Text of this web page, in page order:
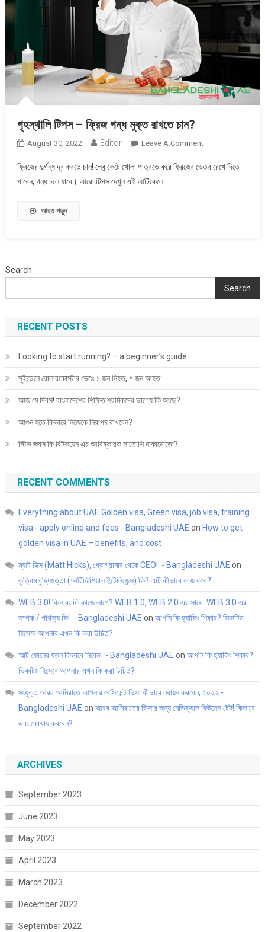
গৃহস্থালি টিপস – ফ্রিজ গন্ধ মুক্ত রাখতে চান?
August 30, 2022 Editor Leave A CommentOn
টিপস
ফ্রিজের দুর্গন্ধ দূর করতে চান! লেবু কেটে খোলা পাত্রতে করে ফ্রিজের ভেতর রেখে দিতে
পারেন, গন্ধ চলে যাবে। আরো টিপস দেখুন এই আর্টিকেলে
আরও পড়ুন
Search
Search
RECENT POSTS
Looking to start running? – a beginner’s guide
সুইডেনে রোলারকোস্টার ভেঙে ১ জন নিহত, ৭ জন আহত
আজ মে দিবস! বাংলাদেশের শিক্ষিত শ্রমিকদের ভাগ্যে কি আছে?
আগুন হতে কিভাবে নিজেকে নিরাপদ রাখবেন?
স্টিভ জবস কি বিটকয়েন এর আবিষ্কারক সাতোশি নাকামোতো?
RECENT COMMENTS
Everything about UAE Golden visa, Green visa, job visa, training
visa - apply online and fees - Bangladeshi UAE on How to get
golden visa in UAE – benefits, and cost
ম্যাট হিক্স (Matt Hicks), প্রোগ্রামার থেকে CEO! - Bangladeshi UAE on
কৃত্রিম বুদ্ধিমত্তা (আর্টিফিশিয়াল ইন্টেলিজেন্স) কি? এটি কীভাবে কাজ করে?
WEB 3.0! কি এবং কি কাজে লাগে? WEB 1.0, WEB 2.0 এর সাথে WEB 3.0 এর
সম্পর্ক / পার্থক্য কি! - Bangladeshi UAE on আপনি কি হ্যাকিং শিকার? ভিকটিম
হিসেবে আপনার এখন কি করা উচিত?
স্মার্ট ফোনের যত্ন কিভাবে নিবেন! - Bangladeshi UAE on আপনি কি হ্যাকিং শিকার?
ভিকটিম হিসেবে আপনার এখন কি করা উচিত?
সংযুক্ত আরব আমিরাতে আপনার রেসিডেন্ট ভিসা কীভাবে নবায়ন করবেন, ২০২২ -
Bangladeshi UAE on আরব আমিরাতের ভিসার জন্য মেডিক্যাল ফিটনেস টেষ্ট! কিভাবে
এবং কোথায় করবেন?
ARCHIVES
September 2023
June 2023
May 2023
April 2023
March 2023
December 2022
September 2022